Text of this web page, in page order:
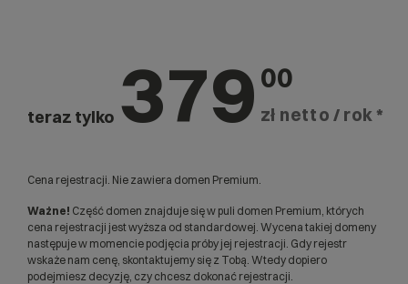
teraz tylko 379 00
zł netto / rok *
Cena rejestracji. Nie zawiera domen Premium.
Ważne! Część domen znajduje się w puli domen Premium, których
cena rejestracji jest wyższa od standardowej. Wycena takiej domeny
następuje w momencie podjęcia próby jej rejestracji. Gdy rejestr
wskaże nam cenę, skontaktujemy się z Tobą. Wtedy dopiero
podejmiesz decyzję, czy chcesz dokonać rejestracji.